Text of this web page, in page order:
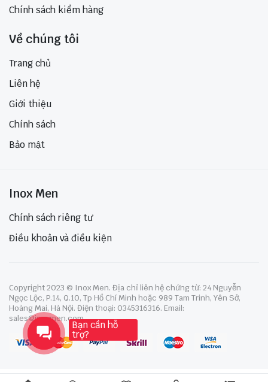
Chính sách kiểm hàng
Về chúng tôi
Trang chủ
Liên hệ
Giới thiệu
Chính sách
Bảo mật
Inox Men
Chính sách riêng tư
Điều khoản và điều kiện
Copyright 2023 © Inox Men. Địa chỉ liên hệ chứng từ: 24 Nguyễn
Ngọc Lộc, P.14, Q.10, Tp Hồ Chí Minh hoặc 989 Tam Trinh, Yên Sở,
Hoàng Mai, Hà Nội. Điện thoại: 0345316316. Email:
sales@inoxmen.com
Bạn cần hỗ
trợ?